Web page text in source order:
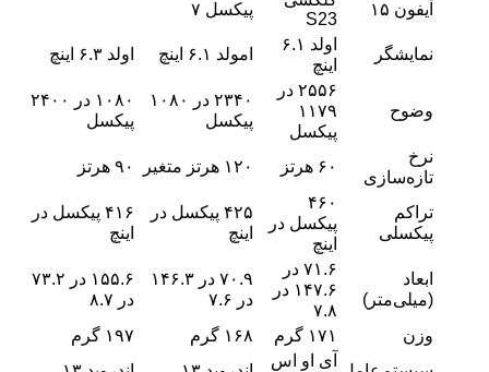
آیفون ۱۵
S23
پیکسل ۷
نمایشگر
اولد ۶.۱
اینچ
امولد ۶.۱ اینچ اولد ۶.۳ اینچ
وضوح
۲۵۵۶ در
۱۱۷۹
پیکسل
۲۳۴۰ در ۱۰۸۰
پیکسل
۱۰۸۰ در ۲۴۰۰
پیکسل
نرخ
تازه‌سازی
۶۰ هرتز ۱۲۰ هرتز متغیر ۹۰ هرتز
تراکم
پیکسلی
۴۶۰
پیکسل در
اینچ
۴۲۵ پیکسل در
اینچ
۴۱۶ پیکسل در
اینچ
ابعاد
(میلی‌متر)
۷۱.۶ در
۱۴۷.۶ در
۷.۸
۷۰.۹ در ۱۴۶.۳
در ۷.۶
۱۵۵.۶ در ۷۳.۲
در ۸.۷
وزن
۱۷۱ گرم ۱۶۸ گرم
۱۹۷ گرم
آی او اس